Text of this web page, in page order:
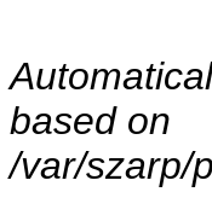
based on
/var/szarp/